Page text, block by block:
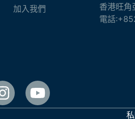
加入我們
香港旺角
電話